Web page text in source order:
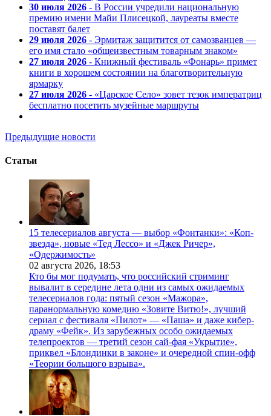
30 июля 2026 - В России учредили национальную
премию имени Майи Плисецкой, лауреаты вместе
поставят балет
29 июля 2026 - Эрмитаж защитится от самозванцев —
его имя стало «общеизвестным товарным знаком»
27 июля 2026 - Книжный фестиваль «Фонарь» примет
книги в хорошем состоянии на благотворительную
ярмарку
27 июля 2026 - «Царское Село» зовет тезок императриц
бесплатно посетить музейные маршруты
Предыдущие новости
Статьи
15 телесериалов августа — выбор «Фонтанки»: «Коп-
звезда», новые «Тед Лессо» и «Джек Ричер»,
«Одержимость»
02 августа 2026, 18:53
Кто бы мог подумать, что российский стриминг
вывалит в середине лета одни из самых ожидаемых
телесериалов года: пятый сезон «Мажора»,
паранормальную комедию «Зовите Витю!», лучший
сериал с фестиваля «Пилот» — «Паша» и даже кибер-
драму «Фейк». Из зарубежных особо ожидаемых
телепроектов — третий сезон сай-фая «Укрытие»,
приквел «Блондинки в законе» и очередной спин-офф
«Теории большого взрыва».